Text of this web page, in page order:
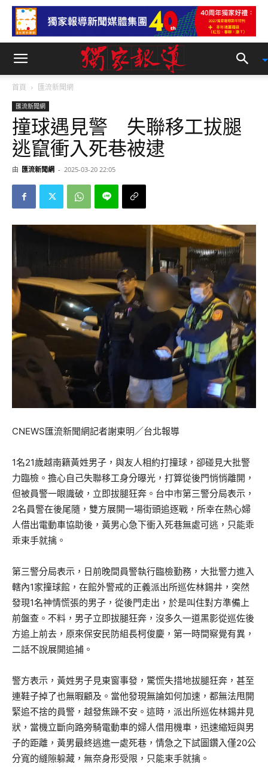
首頁 匯流新聞網
匯流新聞網
撞球遇見警 失聯移工拔腿
逃竄衝入死巷被逮
由 匯流新聞網 - 2025-03-20 22:05
CNEWS匯流新聞網記者謝東明／台北報導
1名21歲越南籍黃姓男子，與友人相約打撞球，卻碰見大批警
力臨檢。擔心自己失聯移工身分曝光，打算從後門悄悄離開，
但被員警一眼識破，立即拔腿狂奔。台中市第三警分局表示，
2名員警在後尾隨，雙方展開一場街頭追逐戰，所幸在熱心婦
人借出電動車協助後，黃男心急下衝入死巷無處可逃，只能乖
乖束手就擒。
第三警分局表示，日前晚間員警執行臨檢勤務，大批警力進入
轄內1家撞球館，在館外警戒的正義派出所巡佐林錫井，突然
發現1名神情慌張的男子，從後門走出，於是叫住對方準備上
前盤查。不料，男子立即拔腿狂奔，沒多久一道黑影從巡佐後
方追上前去，原來保安民防組長柯俊慶，第一時間察覺有異，
二話不說展開追捕。
警方表示，黃姓男子見東窗事發，驚慌失措地拔腿狂奔，甚至
連鞋子掉了也無暇顧及。當他發現無論如何加速，都無法甩開
緊追不捨的員警，越發焦躁不安。這時，派出所巡佐林錫井見
狀，當機立斷向路旁騎電動車的婦人借用機車，迅速縮短與男
子的距離，黃男最終逃進一處死巷，情急之下試圖鑽入僅20公
分寬的縫隙躲藏，無奈身形受限，只能束手就擒。